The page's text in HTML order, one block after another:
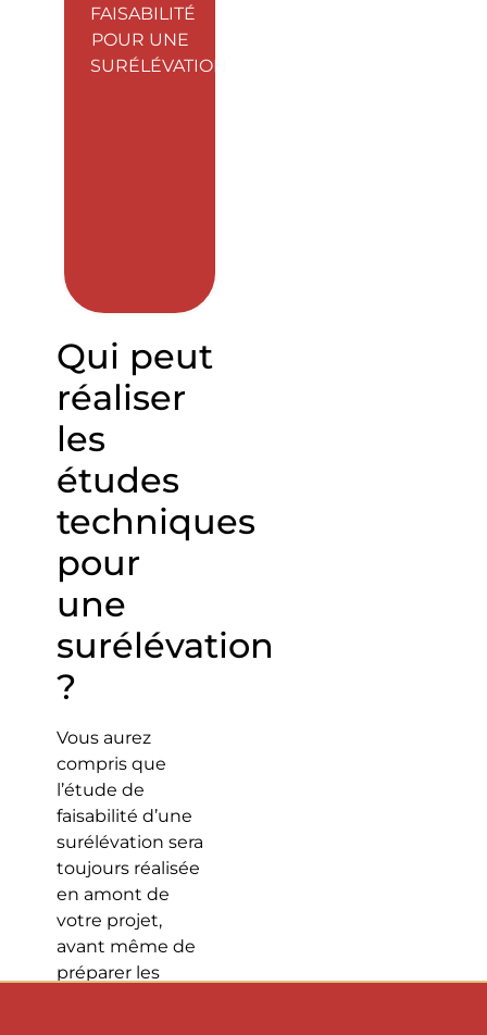
FAISABILITÉ
POUR UNE
SURÉLÉVATION
Qui peut
réaliser
les
études
techniques
pour
une
surélévation
?
Vous aurez
compris que
l’étude de
faisabilité d’une
surélévation sera
toujours réalisée
en amont de
votre projet,
avant même de
préparer les